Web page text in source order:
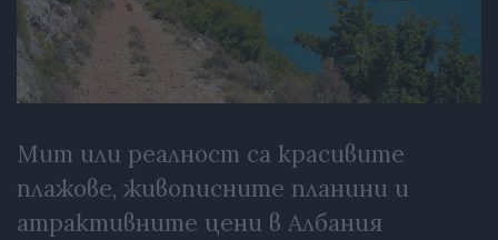
Мит или реалност са красивите
плажове, живописните планини и
атрактивните цени в Албания